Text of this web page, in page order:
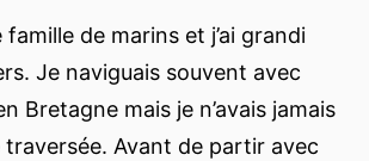
famille de marins et j’ai grandi
Je naviguais souvent avec
Bretagne mais je n’avais jamais
Avant de partir avec